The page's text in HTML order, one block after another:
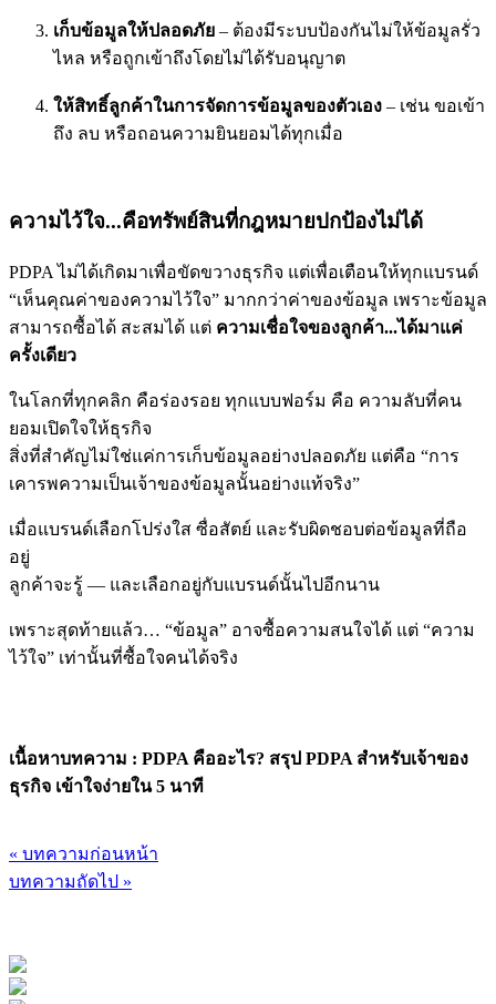
เก็บข้อมูลให้ปลอดภัย – ต้องมีระบบป้องกันไม่ให้ข้อมูลรั่ว
ไหล หรือถูกเข้าถึงโดยไม่ได้รับอนุญาต
ให้สิทธิ์ลูกค้าในการจัดการข้อมูลของตัวเอง – เช่น ขอเข้า
ถึง ลบ หรือถอนความยินยอมได้ทุกเมื่อ
ความไว้ใจ...คือทรัพย์สินที่กฎหมายปกป้องไม่ได้
PDPA ไม่ได้เกิดมาเพื่อขัดขวางธุรกิจ แต่เพื่อเตือนให้ทุกแบรนด์
“เห็นคุณค่าของความไว้ใจ” มากกว่าค่าของข้อมูล เพราะข้อมูล
สามารถซื้อได้ สะสมได้ แต่ ความเชื่อใจของลูกค้า...ได้มาแค่
ครั้งเดียว
ในโลกที่ทุกคลิก คือร่องรอย ทุกแบบฟอร์ม คือ ความลับที่คน
ยอมเปิดใจให้ธุรกิจ
สิ่งที่สำคัญไม่ใช่แค่การเก็บข้อมูลอย่างปลอดภัย แต่คือ “การ
เคารพความเป็นเจ้าของข้อมูลนั้นอย่างแท้จริง”
เมื่อแบรนด์เลือกโปร่งใส ซื่อสัตย์ และรับผิดชอบต่อข้อมูลที่ถือ
อยู่
ลูกค้าจะรู้ — และเลือกอยู่กับแบรนด์นั้นไปอีกนาน
เพราะสุดท้ายแล้ว… “ข้อมูล” อาจซื้อความสนใจได้ แต่ “ความ
ไว้ใจ” เท่านั้นที่ซื้อใจคนได้จริง
เนื้อหาบทความ : PDPA คืออะไร? สรุป PDPA สำหรับเจ้าของ
ธุรกิจ เข้าใจง่ายใน 5 นาที
« บทความก่อนหน้า
บทความถัดไป »